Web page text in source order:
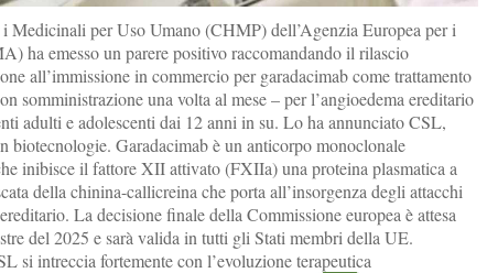
Medicinali per Uso Umano (CHMP) dell’Agenzia Europea per i
ha emesso un parere positivo raccomandando il rilascio
all’immissione in commercio per garadacimab come trattamento
somministrazione una volta al mese – per l’angioedema ereditario
adulti e adolescenti dai 12 anni in su. Lo ha annunciato CSL,
biotecnologie. Garadacimab è un anticorpo monoclonale
inibisce il fattore XII attivato (FXIIa) una proteina plasmatica a
della chinina-callicreina che porta all’insorgenza degli attacchi
La decisione finale della Commissione europea è attesa
del 2025 e sarà valida in tutti gli Stati membri della UE.
si intreccia fortemente con l’evoluzione terapeutica